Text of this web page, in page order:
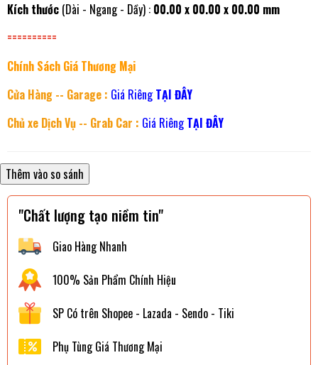
Kích thước (Dài - Ngang - Dầy) : 00.00 x 00.00 x 00.00 mm
==========
Chính Sách Giá Thương Mại
Cửa Hàng -- Garage : Giá Riêng TẠI ĐÂY
Chủ xe Dịch Vụ -- Grab Car : Giá Riêng TẠI ĐÂY
"Chất lượng tạo niềm tin"
Giao Hàng Nhanh
100% Sản Phẩm Chính Hiệu
SP Có trên Shopee - Lazada - Sendo - Tiki
Phụ Tùng Giá Thương Mại